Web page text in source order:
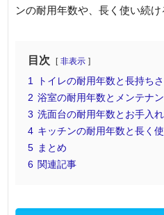
ンの耐用年数や、長く使い続
目次 非表示
1
トイレの耐用年数と長持ち
2 浴室の耐用年数とメンテナ
3 洗面台の耐用年数とお手入
4 キッチンの耐用年数と長く
5 まとめ
6 関連記事